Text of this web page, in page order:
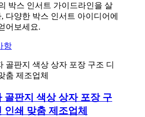
박스 인서트 가이드라인을 살
다양한 박스 인서트 아이디어에
어보세요.
항
골판지 색상 상자 포장 구
인쇄 맞춤 제조업체